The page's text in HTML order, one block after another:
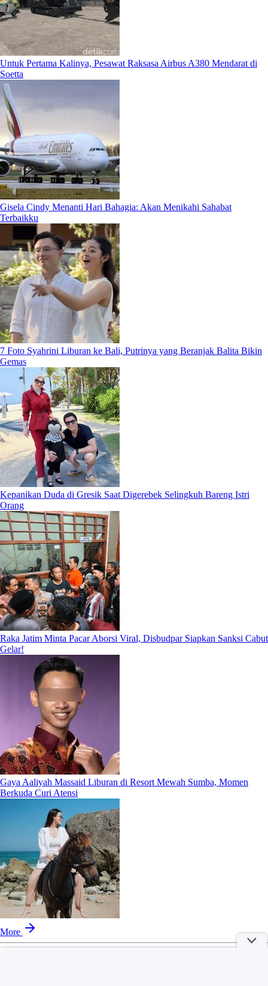
Untuk Pertama Kalinya, Pesawat Raksasa Airbus A380 Mendarat di
Soetta
Gisela Cindy Menanti Hari Bahagia: Akan Menikahi Sahabat
Terbaikku
7 Foto Syahrini Liburan ke Bali, Putrinya yang Beranjak Balita Bikin
Gemas
Kepanikan Duda di Gresik Saat Digerebek Selingkuh Bareng Istri
Orang
Raka Jatim Minta Pacar Aborsi Viral, Disbudpar Siapkan Sanksi Cabut
Gelar!
Gaya Aaliyah Massaid Liburan di Resort Mewah Sumba, Momen
Berkuda Curi Atensi
More